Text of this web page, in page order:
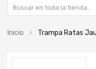
Inicio Trampa Ratas